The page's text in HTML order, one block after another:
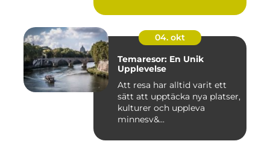
04. okt
Temaresor: En Unik
Upplevelse
Att resa har alltid varit ett
sätt att upptäcka nya platser,
kulturer och uppleva
minnesv&...